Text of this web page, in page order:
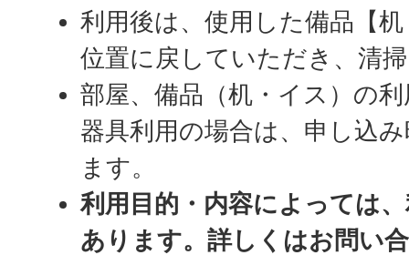
利用後は、使用した備品【
位置に戻していただき、清
部屋、備品（机・イス）の
器具利用の場合は、申し込
ます。
利用目的・内容によっては
あります。詳しくはお問い